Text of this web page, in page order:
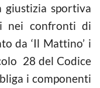
giustizia sportiva
nei confronti di
da ‘Il Mattino’ i
28 del Codice
i componenti